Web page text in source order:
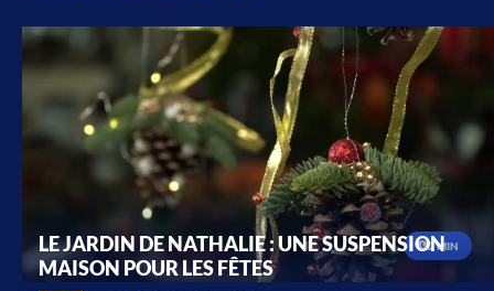
2 MIN
LE JARDIN DE NATHALIE : UNE SUSPENSION
MAISON POUR LES FÊTES